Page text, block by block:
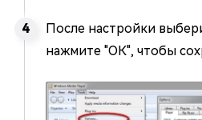
После настройки
нажмите "ОК", чтобы